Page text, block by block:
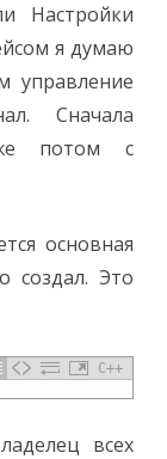
Настройки
я думаю
управление
Сначала
потом с
основная
создал. Это
C++
всех